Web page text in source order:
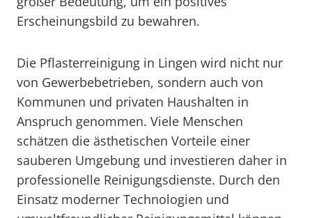
Erscheinungsbild zu bewahren.
Die Pflasterreinigung in Lingen wird nicht nur
von Gewerbebetrieben, sondern auch von
Kommunen und privaten Haushalten in
Anspruch genommen. Viele Menschen
schätzen die ästhetischen Vorteile einer
sauberen Umgebung und investieren daher in
professionelle Reinigungsdienste. Durch den
Einsatz moderner Technologien und